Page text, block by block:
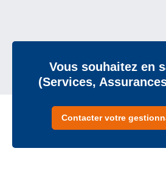
Vous souhaitez en
(Services,
Contacter votre